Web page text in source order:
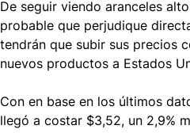
De seguir viendo aranceles
probable que perjudique
tendrán que subir sus precios
nuevos productos a Estados
Con en base en los últimos
llegó a costar $3,52, un 2,9%